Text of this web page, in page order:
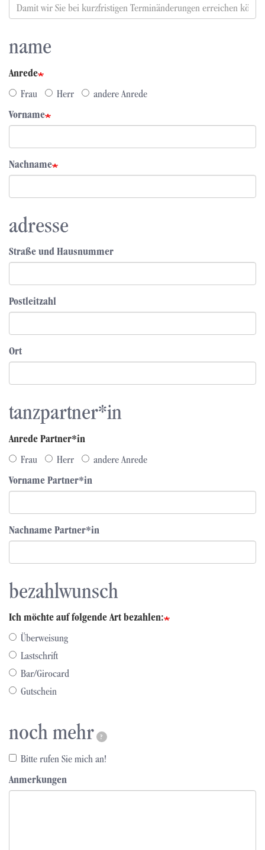
name
Anrede
Frau
Herr
andere Anrede
Vorname
Nachname
adresse
Straße und Hausnummer
Postleitzahl
Ort
tanzpartner*in
Anrede Partner*in
Frau
Herr
andere Anrede
Vorname Partner*in
Nachname Partner*in
bezahlwunsch
Ich möchte auf folgende Art bezahlen:
Überweisung
Lastschrift
Bar/Girocard
Gutschein
noch mehr ?
Bitte rufen Sie mich an!
Anmerkungen